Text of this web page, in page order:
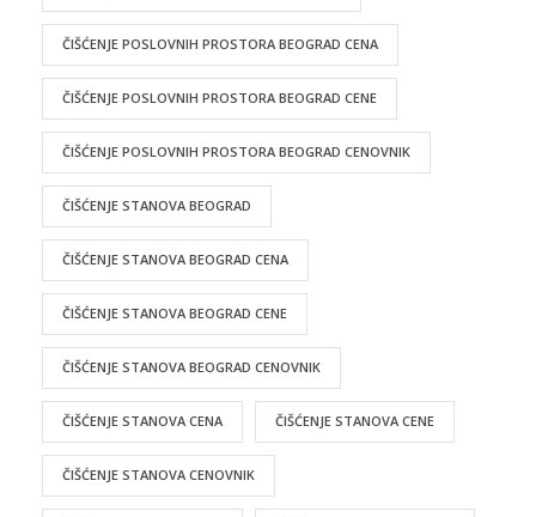
ČIŠĆENJE POSLOVNIH PROSTORA BEOGRAD CENA
ČIŠĆENJE POSLOVNIH PROSTORA BEOGRAD CENE
ČIŠĆENJE POSLOVNIH PROSTORA BEOGRAD CENOVNIK
ČIŠĆENJE STANOVA BEOGRAD
ČIŠĆENJE STANOVA BEOGRAD CENA
ČIŠĆENJE STANOVA BEOGRAD CENE
ČIŠĆENJE STANOVA BEOGRAD CENOVNIK
ČIŠĆENJE STANOVA CENA ČIŠĆENJE STANOVA CENE
ČIŠĆENJE STANOVA CENOVNIK